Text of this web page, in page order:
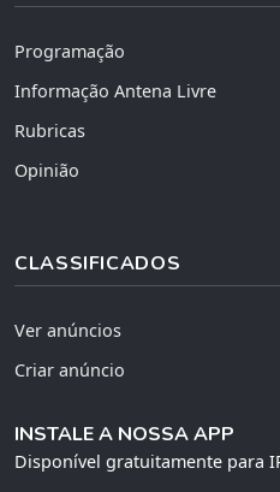
Programação
Informação Antena Livre
Rubricas
Opinião
CLASSIFICADOS
Ver anúncios
Criar anúncio
INSTALE A NOSSA APP
Disponível gratuitamente para